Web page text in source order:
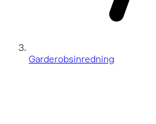
Garderobsinredning